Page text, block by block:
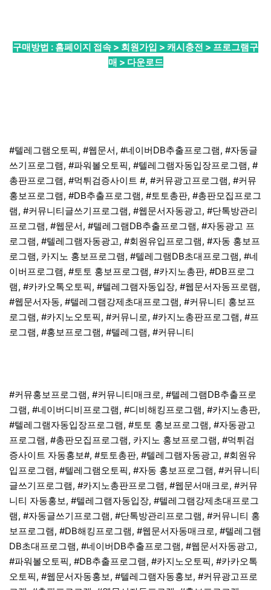
구매방법 : 홈페이지 접속 > 회원가입 > 캐시충전 > 프로그램구
매 > 다운로드
#텔레그램오토픽, #웹문서, #네이버DB추출프로그램, #자동글
쓰기프로그램, #파워볼오토픽, #텔레그램자동입장프로그램, #
총판프로그램, #먹튀검증사이트 #, #커뮤광고프로그램, #커뮤
홍보프로그램, #DB추출프로그램, #토토총판, #총판모집프로그
램, #커뮤니티글쓰기프로그램, #웹문서자동광고, #단톡방관리
프로그램, #웹문서, #텔레그램DB추출프로그램, #자동광고 프
로그램, #텔레그램자동광고, #회원유입프로그램, #자동 홍보프
로그램, 카지노 홍보프로그램, #텔레그램DB초대프로그램, #네
이버프로그램, #토토 홍보프로그램, #카지노총판, #DB프로그
램, #카카오톡오토픽, #텔레그램자동입장, #웹문서자동프로램,
#웹문서자동, #텔레그램강제초대프로그램, #커뮤니티 홍보프
로그램, #카지노오토픽, #커뮤니로, #카지노총판프로그램, #프
로그램, #홍보프로그램, #텔레그램, #커뮤니티
#커뮤홍보프로그램, #커뮤니티매크로, #텔레그램DB추출프로
그램, #네이버디비프로그램, #디비해킹프로그램, #카지노총판,
#텔레그램자동입장프로그램, #토토 홍보프로그램, #자동광고
프로그램, #총판모집프로그램, 카지노 홍보프로그램, #먹튀검
증사이트 자동홍보#, #토토총판, #텔레그램자동광고, #회원유
입프로그램, #텔레그램오토픽, #자동 홍보프로그램, #커뮤니티
글쓰기프로그램, #카지노총판프로그램, #웹문서매크로, #커뮤
니티 자동홍보, #텔레그램자동입장, #텔레그램강제초대프로그
램, #자동글쓰기프로그램, #단톡방관리프로그램, #커뮤니티 홍
보프로그램, #DB해킹프로그램, #웹문서자동매크로, #텔레그램
DB초대프로그램, #네이버DB추출프로그램, #웹문서자동광고,
#파워볼오토픽, #DB추출프로그램, #카지노오토픽, #카카오톡
오토픽, #웹문서자동홍보, #텔레그램자동홍보, #커뮤광고프로